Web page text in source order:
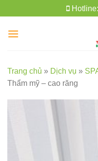
to
content
Trang chủ » Dịch vụ »
Thẩm mỹ – cao răng